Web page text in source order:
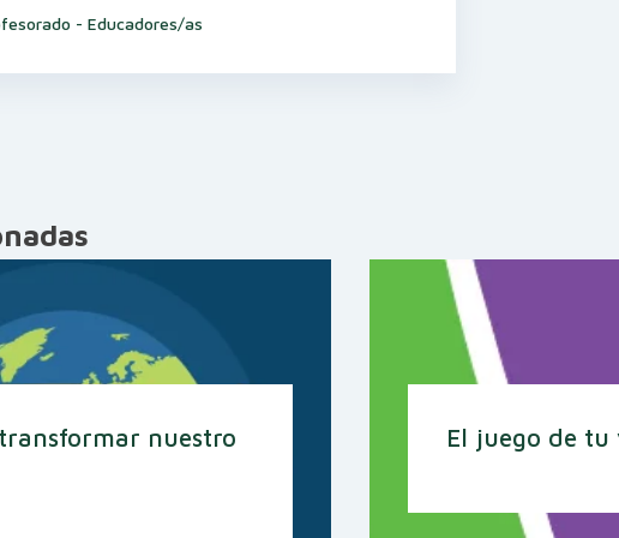
- Educadores/as
nuestro
El juego de tu